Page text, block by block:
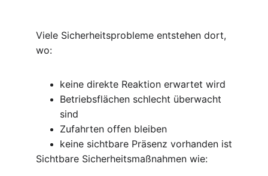
Viele Sicherheitsprobleme entstehen dort,
wo:
keine direkte Reaktion erwartet wird
Betriebsflächen schlecht überwacht
sind
Zufahrten offen bleiben
keine sichtbare Präsenz vorhanden ist
Sichtbare Sicherheitsmaßnahmen wie: